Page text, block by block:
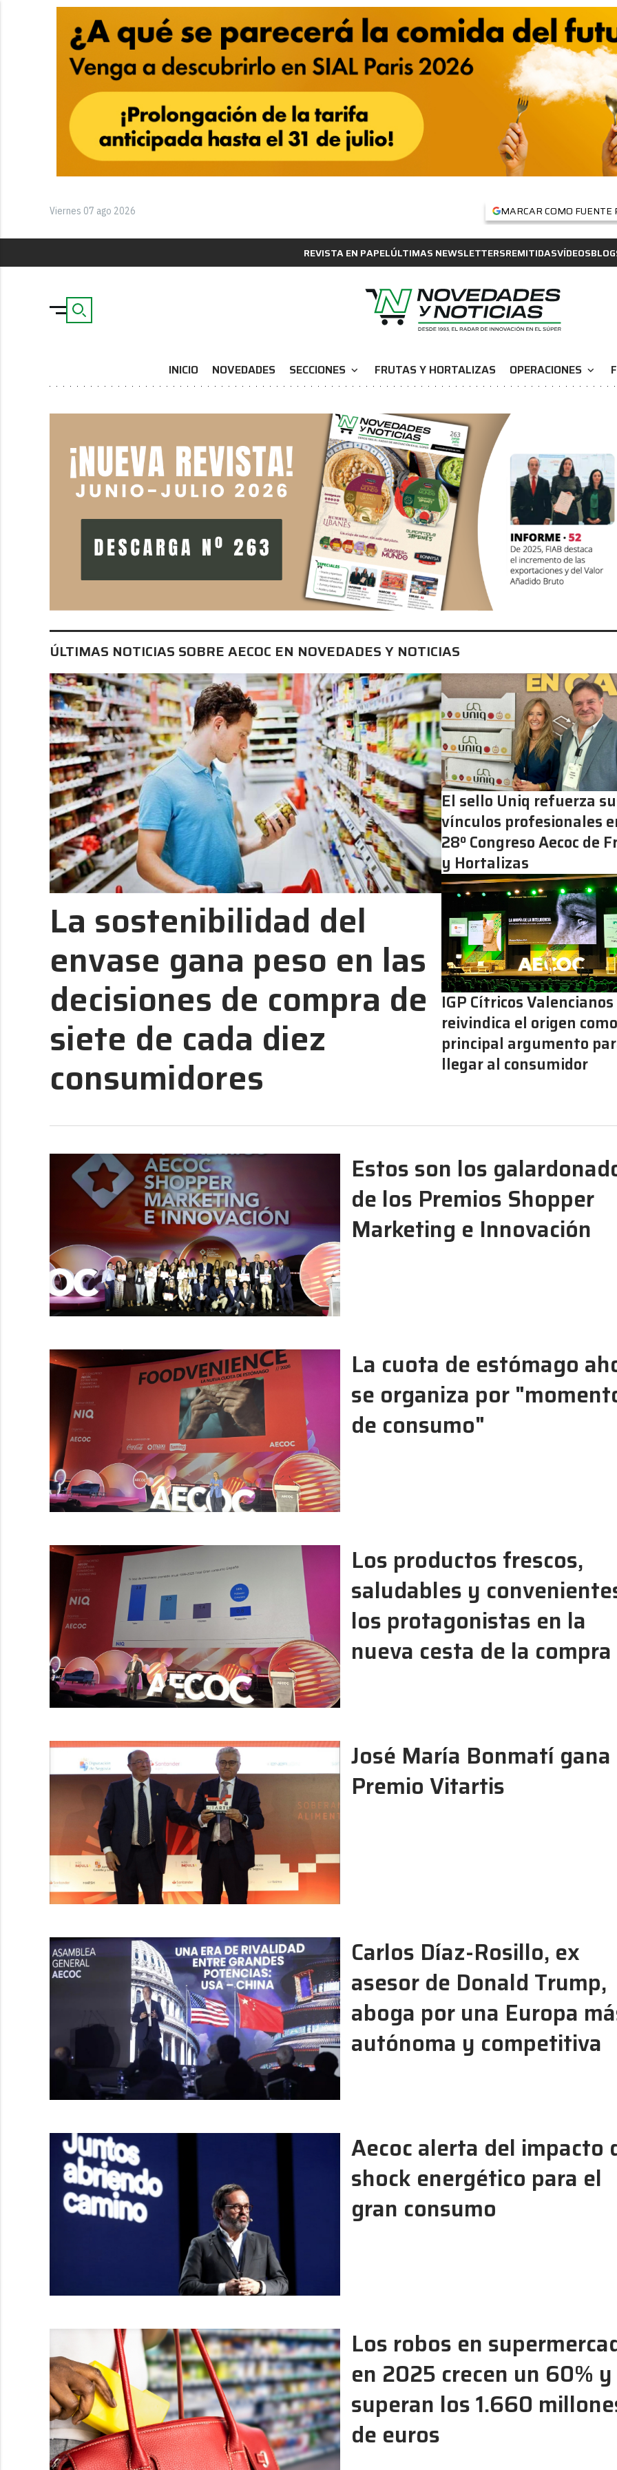
Viernes 07 ago 2026 MARCAR COMO FUENTE
REVISTA EN PAPELÚLTIMAS NEWSLETTERSREMITIDASVÍDEOS
INICIO NOVEDADES SECCIONES expand_more FRUTAS Y HORTALIZAS OPERACIONES expand_more
ÚLTIMAS NOTICIAS SOBRE AECOC EN NOVEDADES Y NOTICIAS
La sostenibilidad del
envase gana peso en las
decisiones de compra de
siete de cada diez
consumidores
El sello Uniq refuerza
vínculos profesionales
28º Congreso Aecoc de
y Hortalizas
IGP Cítricos Valencianos
reivindica el origen como
principal argumento
llegar al consumidor
Estos son los
de los Premios Shopper
Marketing e Innovación
La cuota de estómago
se organiza por
de consumo"
Los productos frescos,
saludables y
los protagonistas en la
nueva cesta de la compra
José María Bonmatí gana
Premio Vitartis
Carlos Díaz-Rosillo, ex
asesor de Donald Trump,
aboga por una Europa
autónoma y competitiva
Aecoc alerta del impacto
shock energético para el
gran consumo
Los robos en
en 2025 crecen un 60% y
superan los 1.660
de euros